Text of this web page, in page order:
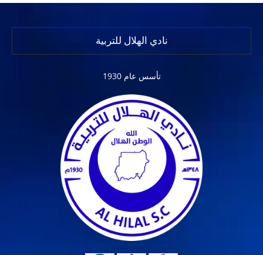
نادي الهلال للتربية
تأسس عام 1930